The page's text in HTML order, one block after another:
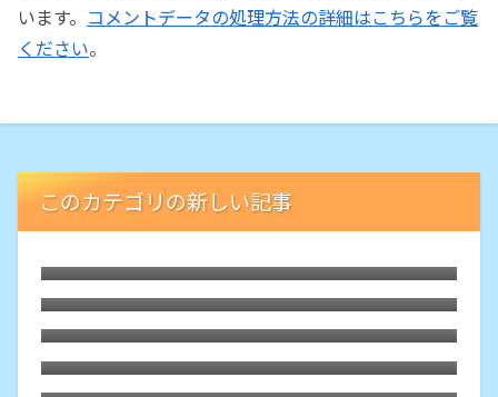
います。 コメントデータの処理方法の詳細はこちらをご覧
ください。
このカテゴリの新しい記事
LibreELECな古いHTPCでブルーレイが再
橋」という余生
枯れた自作PCにLubuntu 26.04をインスト
ール
HDMIオーディオ分離器でレガシー規格ホ
ームシアターが本領を発揮、その旋律に戦
慄
Debian 13 trixieをLXQtでASUS-X540YA
にインストールしてみた。懐かしくて軽快
Motorola Edge40にTPUスクリーンプロ
テクター